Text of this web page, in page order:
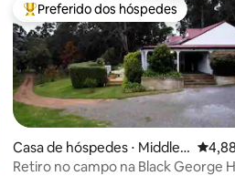
Entre os melhores preferidos dos
Preferido dos hóspedes
Casa de hóspedes ⋅ Middles
ex Manjimup
4,88
Retiro no campo na Black George